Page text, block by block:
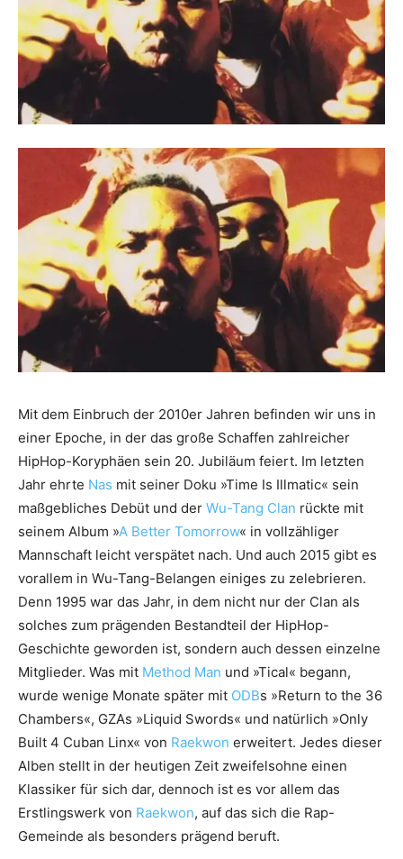
Mit dem Einbruch der 2010er Jahren befinden wir uns in
einer Epoche, in der das große Schaffen zahlreicher
HipHop-Koryphäen sein 20. Jubiläum feiert. Im letzten
Jahr ehrte Nas mit seiner Doku »Time Is Illmatic« sein
maßgebliches Debüt und der Wu-Tang Clan rückte mit
seinem Album »A Better Tomorrow« in vollzähliger
Mannschaft leicht verspätet nach. Und auch 2015 gibt es
vorallem in Wu-Tang-Belangen einiges zu zelebrieren.
Denn 1995 war das Jahr, in dem nicht nur der Clan als
solches zum prägenden Bestandteil der HipHop-
Geschichte geworden ist, sondern auch dessen einzelne
Mitglieder. Was mit Method Man und »Tical« begann,
wurde wenige Monate später mit ODBs »Return to the 36
Chambers«, GZAs »Liquid Swords« und natürlich »Only
Built 4 Cuban Linx« von Raekwon erweitert. Jedes dieser
Alben stellt in der heutigen Zeit zweifelsohne einen
Klassiker für sich dar, dennoch ist es vor allem das
Erstlingswerk von Raekwon, auf das sich die Rap-
Gemeinde als besonders prägend beruft.